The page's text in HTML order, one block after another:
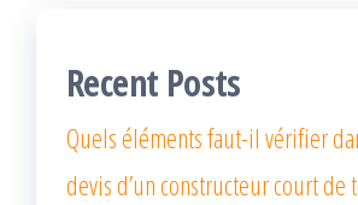
Recent Posts
Quels éléments faut-il vérifier
devis d’un constructeur court de